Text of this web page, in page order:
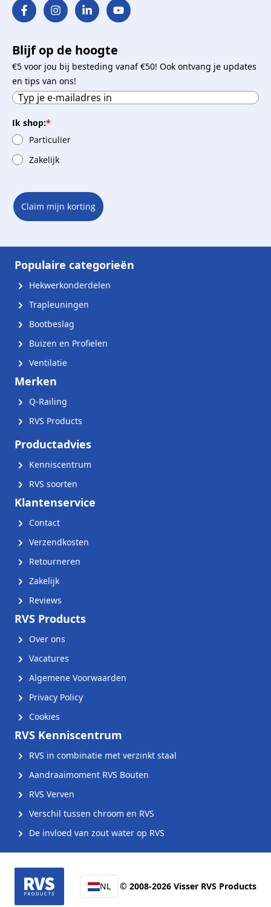
Blijf op de hoogte
€5 voor jou bij besteding vanaf €50! Ook ontvang je updates
en tips van ons!
Ik shop:*
Particulier
Zakelijk
Claim mijn korting
Populaire categorieën
Hekwerkonderdelen
Trapleuningen
Bootbeslag
Buizen en Profielen
Ventilatie
Merken
Q-Railing
RVS Products
Productadvies
Kenniscentrum
RVS soorten
Klantenservice
Contact
Verzendkosten
Retourneren
Zakelijk
Reviews
RVS Products
Over ons
Vacatures
Algemene Voorwaarden
Privacy Policy
Cookies
RVS Kenniscentrum
RVS in combinatie met verzinkt staal
Aandraaimoment RVS Bouten
RVS Verven
Verschil tussen chroom en RVS
De invloed van zout water op RVS
NL © 2008-2026 Visser RVS Products